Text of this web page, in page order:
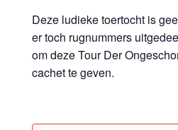
Deze ludieke toertocht is
er toch rugnummers
om deze Tour Der
cachet te geven.